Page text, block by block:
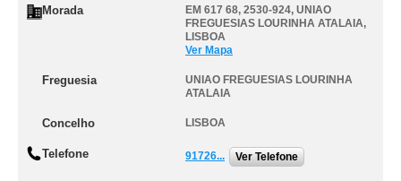
Morada EM 617 68, 2530-924, UNIAO
FREGUESIAS LOURINHA ATALAIA,
LISBOA
Ver Mapa
Freguesia
UNIAO FREGUESIAS LOURINHA
ATALAIA
Concelho LISBOA
Telefone 91726... Ver Telefone